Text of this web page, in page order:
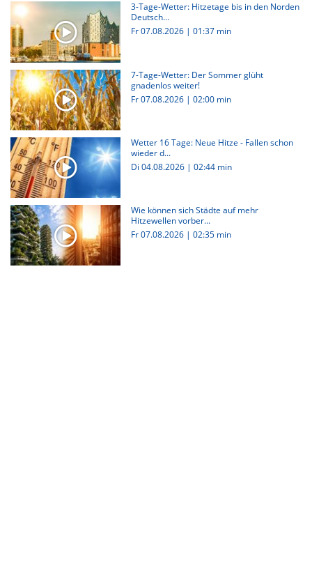
3-Tage-Wetter: Hitzetage bis in den Norden
Deutsch...
Fr 07.08.2026 | 01:37 min
7-Tage-Wetter: Der Sommer glüht
gnadenlos weiter!
Fr 07.08.2026 | 02:00 min
Wetter 16 Tage: Neue Hitze - Fallen schon
wieder d...
Di 04.08.2026 | 02:44 min
Wie können sich Städte auf mehr
Hitzewellen vorber...
Fr 07.08.2026 | 02:35 min